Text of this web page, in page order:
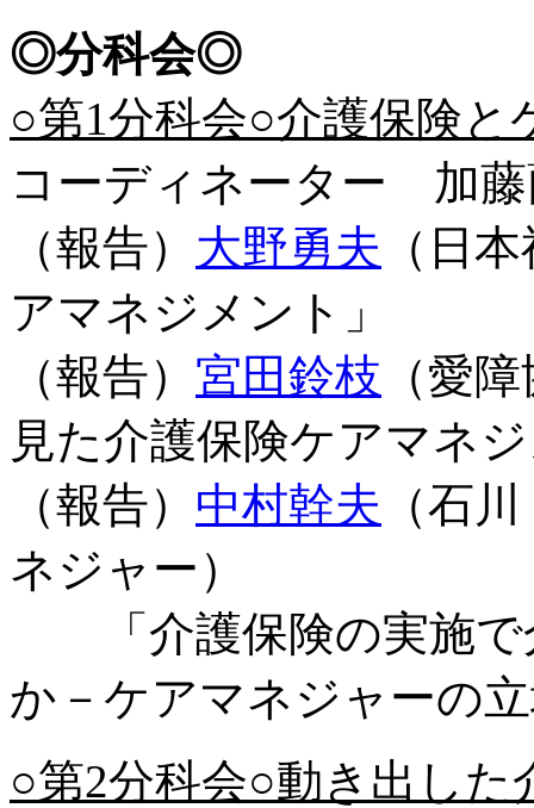
◎分科会◎
○第1分科会○介護保険と
コーディネーター 加藤
（報告） 大野勇夫 （日
アマネジメント」
（報告） 宮田鈴枝 （愛
見た介護保険ケアマネ
（報告） 中村幹夫 （石
ネジャー）
「介護保険の実施で
か－ケアマネジャーの
○第2分科会○動き出した